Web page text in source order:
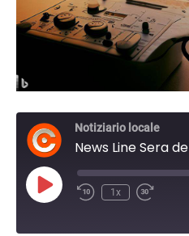
Notiziario locale
News Line Sera
Play
Episode
1x